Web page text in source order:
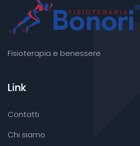
Fisioterapia e benessere
Link
Contatti
Chi siamo